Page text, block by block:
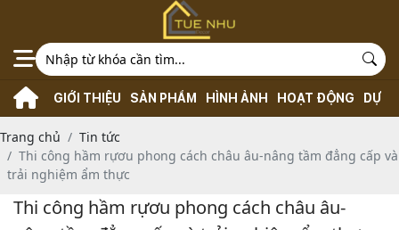
GIỚI THIỆU SẢN PHẨM HÌNH ẢNH HOẠT ĐỘNG DỰ
Trang chủ
Tin tức
Thi công hầm rựơu phong cách châu âu-nâng tầm đẳng cấp và
trải nghiệm ẩm thực
Thi công hầm rựơu phong cách châu âu-